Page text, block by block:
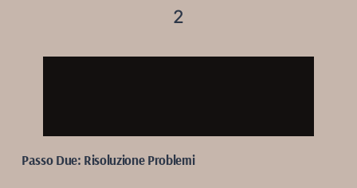
2
Passo Due: Risoluzione Problemi